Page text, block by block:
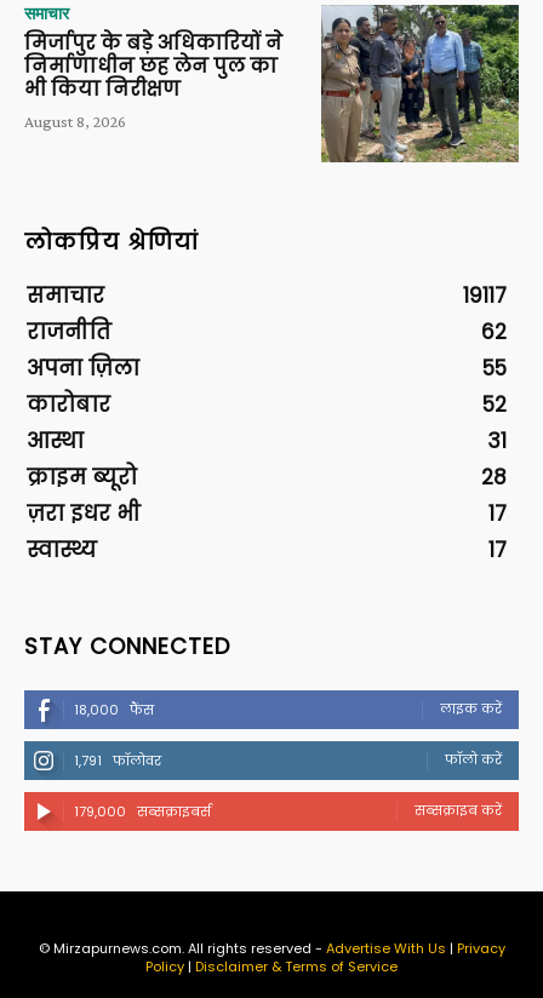
समाचार
मिर्जापुर के बड़े अधिकारियों ने
निर्माणाधीन छह लेन पुल का
भी किया निरीक्षण
August 8, 2026
लोकप्रिय श्रेणियां
समाचार
19117
राजनीति
62
अपना ज़िला
55
कारोबार
52
आस्था
31
क्राइम ब्यूरो
28
ज़रा इधर भी
17
स्वास्थ्य
17
STAY CONNECTED
18,000 फैंस लाइक करें
1,791 फॉलोवर फॉलो करें
179,000 सब्सक्राइबर्स सब्सक्राइब करें
© Mirzapurnews.com. All rights reserved - Advertise With Us | Privacy
Policy| Disclaimer & Terms of Service